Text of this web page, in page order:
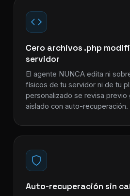
Cero archivos .php
servidor
El agente NUNCA edita ni
físicos de tu servidor ni de tu
personalizado se revisa previo
aislado con auto-recuperación.
Auto-recuperación sin